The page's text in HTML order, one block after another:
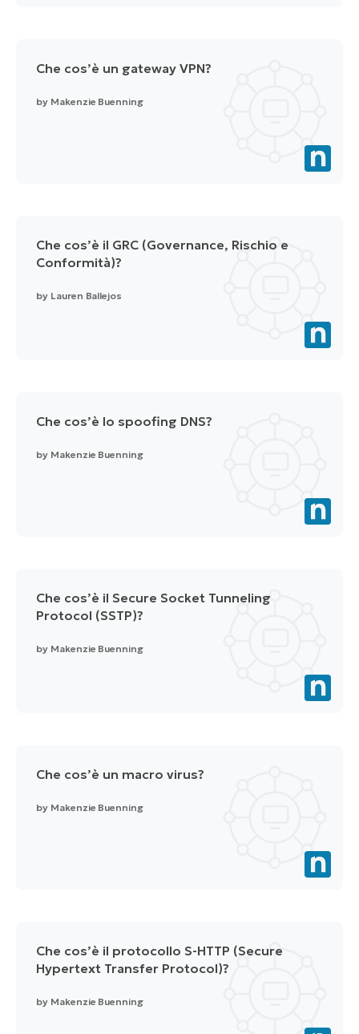
Che cos’è un gateway VPN?
by Makenzie Buenning
Che cos’è il GRC (Governance, Rischio e
Conformità)?
by Lauren Ballejos
Che cos’è lo spoofing DNS?
by Makenzie Buenning
Che cos’è il Secure Socket Tunneling
Protocol (SSTP)?
by Makenzie Buenning
Che cos’è un macro virus?
by Makenzie Buenning
Che cos’è il protocollo S-HTTP (Secure
Hypertext Transfer Protocol)?
by Makenzie Buenning